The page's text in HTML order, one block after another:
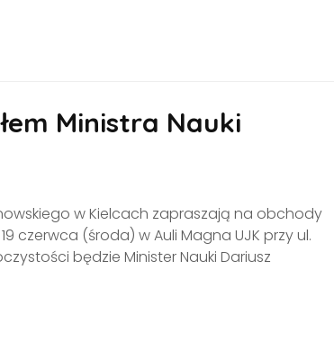
Ministra Nauki
w Kielcach zapraszają na obchody
czerwca (środa) w Auli Magna UJK przy ul.
będzie Minister Nauki Dariusz